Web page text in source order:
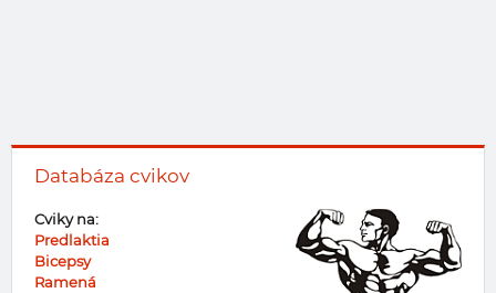
Databáza cvikov
Cviky na:
Predlaktia
Bicepsy
Ramená